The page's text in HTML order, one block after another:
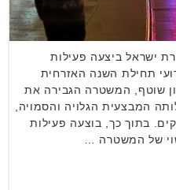
ישראל ביצעה פעילות
תחילת השנה האזרחית
ביטחון שוטף, המשטרה הגבירה את
המבצעית הגלויה והסמויה,
בתוך כך, בוצעה פעילות
של המשטרה …